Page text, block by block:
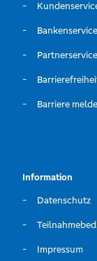
Bankenservice
Partnerservice
Barriere
Information
Datenschutz
Impressum